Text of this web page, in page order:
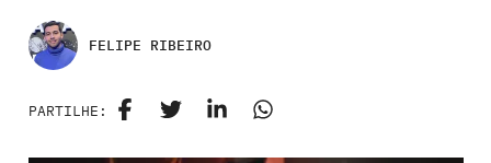
FELIPE RIBEIRO
PARTILHE: